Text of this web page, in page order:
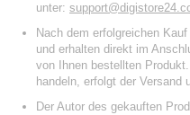
unter:
Nach dem erfolgreichen
und erhalten direkt im
von Ihnen bestellten
handeln, erfolgt der Versand
Der Autor des gekauften